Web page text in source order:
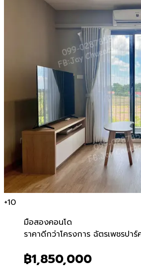
+10
มือสองคอนโด
ราคาดีกว่าโครง
ราคาดีกว่าโครงการ ฉัตรเพชรป
฿1,850,000